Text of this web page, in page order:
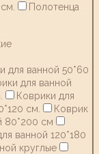
Полотенца
для ванной 50*60
для ванной
Коврики для
см.
Коврик
80*200 см
ванной 120*180
круглые